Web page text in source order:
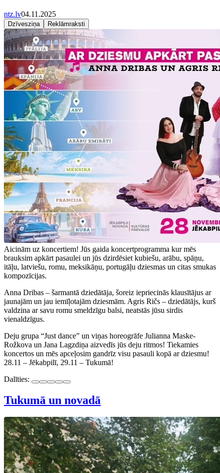
ntz.lv04.11.2025
Dzīvesziņa Reklāmraksti
Aicinām uz koncertiem! Jūs gaida koncertprogramma kur mēs
brauksim apkārt pasaulei un jūs dzirdēsiet kubiešu, arābu, spāņu,
itāļu, latviešu, romu, meksikāņu, portugāļu dziesmas un citas smukas
kompozīcijas.
Anna Dribas – šarmantā dziedātāja, šoreiz iepriecinās klausītājus ar
jaunajām un jau iemīļotajām dziesmām. Agris Ričs – dziedātājs, kurš
valdzina ar savu romu smeldzīgu balsi, neatstās jūsu sirdis
vienaldzīgus.
Deju grupa “Just dance” un viņas horeogrāfe Julianna Maske-
Rožkova un Jana Lagzdiņa aizvedīs jūs deju ritmos! Tiekamies
koncertos un mēs apceļosim gandrīz visu pasauli kopā ar dziesmu!
28.11 – Jēkabpilī, 29.11 – Tukumā!
Dalīties:
Tukumā un novadā